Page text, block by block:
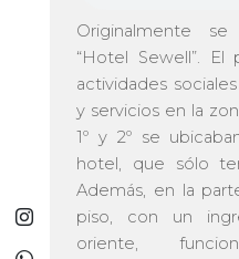
Originalmente
“Hotel Sewell”. El
actividades
y servicios en la
1º y 2º se
hotel, que sólo
Además, en la
piso, con un
oriente,